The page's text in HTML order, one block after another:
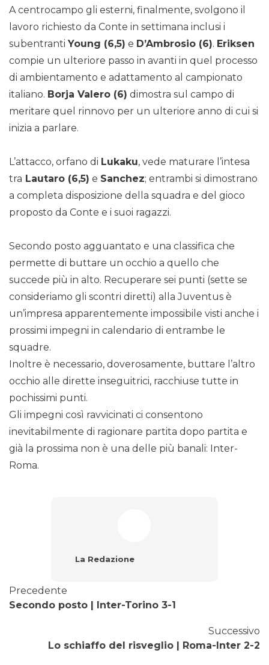
A centrocampo gli esterni, finalmente, svolgono il
lavoro richiesto da Conte in settimana inclusi i
subentranti Young (6,5) e D’Ambrosio (6). Eriksen
compie un ulteriore passo in avanti in quel processo
di ambientamento e adattamento al campionato
italiano. Borja Valero (6) dimostra sul campo di
meritare quel rinnovo per un ulteriore anno di cui si
inizia a parlare.
L’attacco, orfano di Lukaku, vede maturare l’intesa
tra Lautaro (6,5) e Sanchez; entrambi si dimostrano
a completa disposizione della squadra e del gioco
proposto da Conte e i suoi ragazzi.
Secondo posto agguantato e una classifica che
permette di buttare un occhio a quello che
succede più in alto. Recuperare sei punti (sette se
consideriamo gli scontri diretti) alla Juventus è
un’impresa apparentemente impossibile visti anche i
prossimi impegni in calendario di entrambe le
squadre.
Inoltre è necessario, doverosamente, buttare l’altro
occhio alle dirette inseguitrici, racchiuse tutte in
pochissimi punti.
Gli impegni così ravvicinati ci consentono
inevitabilmente di ragionare partita dopo partita e
già la prossima non è una delle più banali: Inter-
Roma.
La Redazione
Precedente
Secondo posto | Inter-Torino 3-1
Successivo
Lo schiaffo del risveglio | Roma-Inter 2-2